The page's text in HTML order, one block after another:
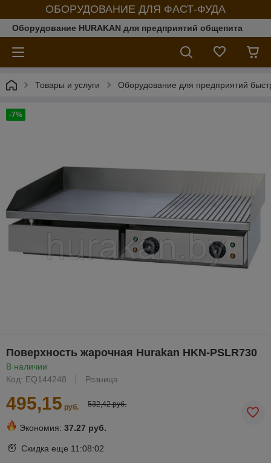
ОБОРУДОВАНИЕ ДЛЯ ФАСТ-ФУДА
Оборудование HURAKAN для предприятий общепита
Товары и услуги Оборудование для предприятий
-7%
Поверхность жарочная Hurakan HKN-PSLR730
В наличии
Код: EQ144248
Розница
495,15 руб. 532,42 руб.
Экономия: 37.27 руб.
Скидка еще 11:08:02